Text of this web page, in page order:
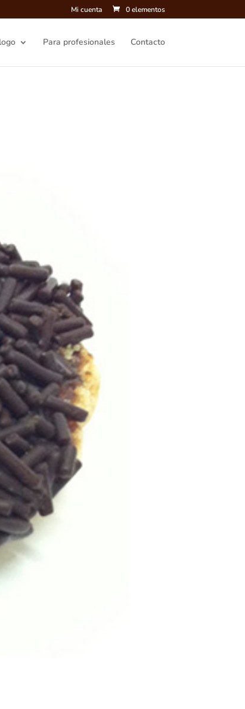
Mi cuenta 0 elementos
Para profesionales Contacto